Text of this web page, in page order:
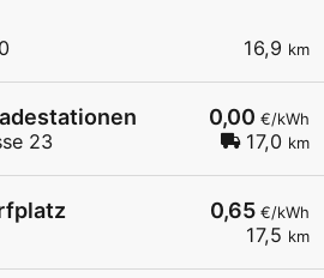
16,9 km
0,00 €/kWh
17,0 km
23
0,65 €/kWh
17,5 km